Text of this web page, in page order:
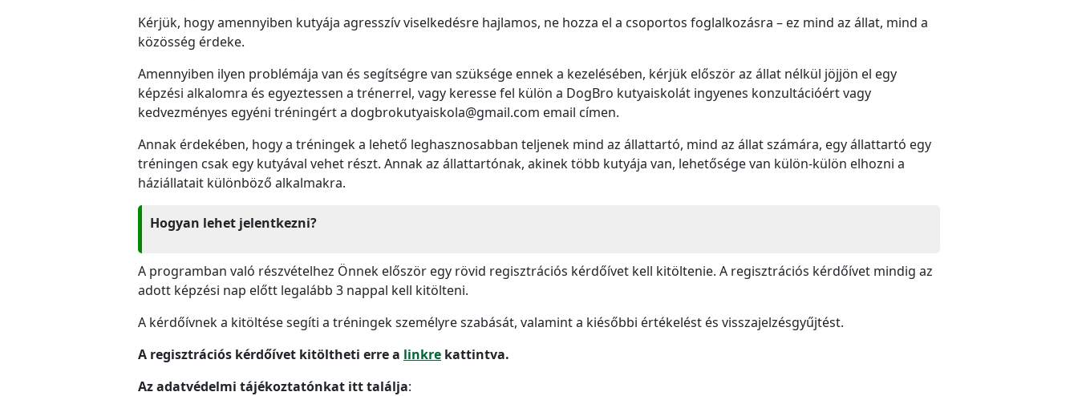
Kérjük, hogy amennyiben kutyája agresszív viselkedésre hajlamos, ne hozza el a csoportos foglalkozásra – ez mind az állat, mind a
közösség érdeke.
Amennyiben ilyen problémája van és segítségre van szüksége ennek a kezelésében, kérjük először az állat nélkül jöjjön el egy
képzési alkalomra és egyeztessen a trénerrel, vagy keresse fel külön a DogBro kutyaiskolát ingyenes konzultációért vagy
kedvezményes egyéni tréningért a dogbrokutyaiskola@gmail.com email címen.
Annak érdekében, hogy a tréningek a lehető leghasznosabban teljenek mind az állattartó, mind az állat számára, egy állattartó egy
tréningen csak egy kutyával vehet részt. Annak az állattartónak, akinek több kutyája van, lehetősége van külön-külön elhozni a
háziállatait különböző alkalmakra.
Hogyan lehet jelentkezni?
A programban való részvételhez Önnek először egy rövid regisztrációs kérdőívet kell kitöltenie. A regisztrációs kérdőívet mindig az
adott képzési nap előtt legalább 3 nappal kell kitölteni.
A kérdőívnek a kitöltése segíti a tréningek személyre szabását, valamint a kiésőbbi értékelést és visszajelzésgyűjtést.
A regisztrációs kérdőívet kitöltheti erre a linkre kattintva.
Az adatvédelmi tájékoztatónkat itttalálja: